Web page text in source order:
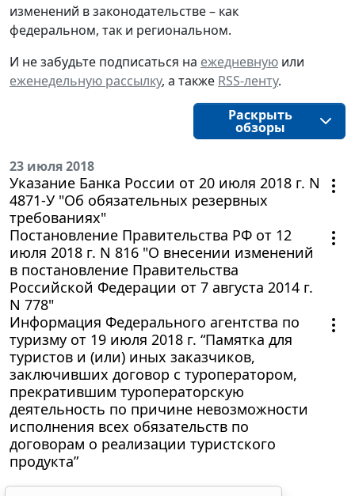
изменений в законодательстве – как
федеральном, так и региональном.
И не забудьте подписаться на ежедневную или
еженедельную рассылку, а также RSS-ленту.
Раскрыть
обзоры
23 июля 2018
Указание Банка России от 20 июля 2018 г. N
4871-У "Об обязательных резервных
требованиях"
Постановление Правительства РФ от 12
июля 2018 г. N 816 "О внесении изменений
в постановление Правительства
Российской Федерации от 7 августа 2014 г.
N 778"
Информация Федерального агентства по
туризму от 19 июля 2018 г. “Памятка для
туристов и (или) иных заказчиков,
заключивших договор с туроператором,
прекратившим туроператорскую
деятельность по причине невозможности
исполнения всех обязательств по
договорам о реализации туристского
продукта”